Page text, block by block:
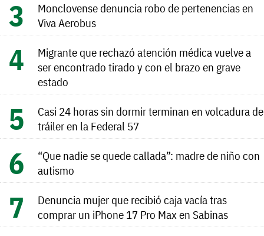
Monclovense denuncia robo de pertenencias en
Viva Aerobus
Migrante que rechazó atención médica vuelve a
ser encontrado tirado y con el brazo en grave
estado
Casi 24 horas sin dormir terminan en volcadura de
tráiler en la Federal 57
“Que nadie se quede callada”: madre de niño con
autismo
Denuncia mujer que recibió caja vacía tras
comprar un iPhone 17 Pro Max en Sabinas